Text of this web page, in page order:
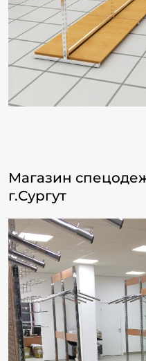
Магазин
г.Сургут